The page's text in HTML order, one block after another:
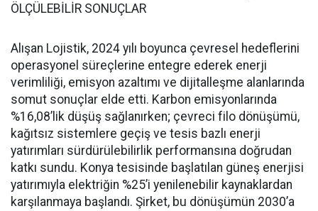
ÖLÇÜLEBİLİR SONUÇLAR
Alışan Lojistik, 2024 yılı boyunca çevresel hedeflerini
operasyonel süreçlerine entegre ederek enerji
verimliliği, emisyon azaltımı ve dijitalleşme alanlarında
somut sonuçlar elde etti. Karbon emisyonlarında
%16,08’lik düşüş sağlanırken; çevreci filo dönüşümü,
kağıtsız sistemlere geçiş ve tesis bazlı enerji
yatırımları sürdürülebilirlik performansına doğrudan
katkı sundu. Konya tesisinde başlatılan güneş enerjisi
yatırımıyla elektriğin %25’i yenilenebilir kaynaklardan
karşılanmaya başlandı. Şirket, bu dönüşümün 2030’a